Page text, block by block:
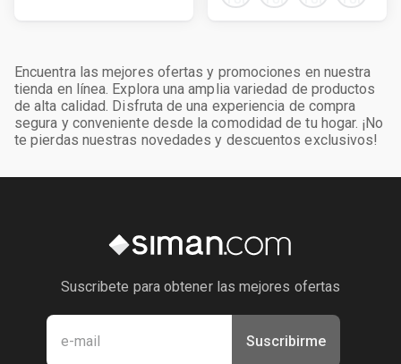
Encuentra las mejores ofertas y promociones en nuestra
tienda en línea. Explora una amplia variedad de productos
de alta calidad. Disfruta de una experiencia de compra
segura y conveniente desde la comodidad de tu hogar. ¡No
te pierdas nuestras novedades y descuentos exclusivos!
Suscribete para obtener las mejores ofertas
Suscribirme